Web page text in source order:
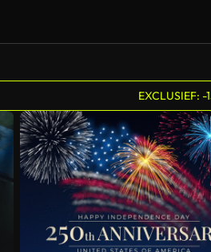
EXCLUSIEF: -